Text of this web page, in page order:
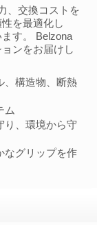
、交換コストを
を最適化し
す。 Belzona
ンをお届けし
、構造物、断熱
ム
り、環境から守
なグリップを作